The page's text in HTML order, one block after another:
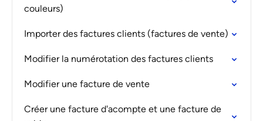
couleurs)
Importer des factures clients (factures de vente)
Modifier la numérotation des factures clients
Modifier une facture de vente
Créer une facture d'acompte et une facture de